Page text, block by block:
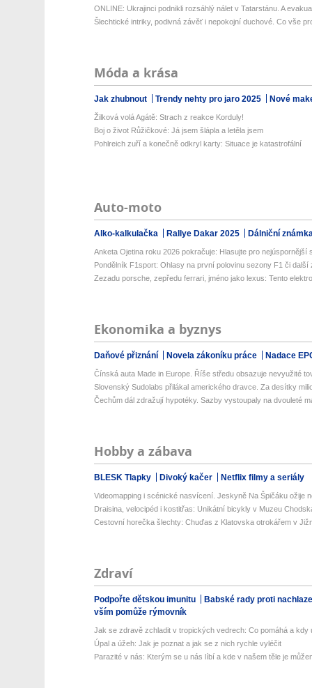
ONLINE: Ukrajinci podnikli rozsáhlý nálet v Tatarstánu. A
Šlechtické intriky, podivná závěť i nepokojní duchové. Co vše
Móda a krása
Jak zhubnout Trendy nehty pro jaro 2025 Nové
Žilková volá Agátě: Strach z reakce Korduly!
Boj o život Růžičkové: Já jsem šlápla a letěla jsem
Pohlreich zuří a konečně odkryl karty: Situace je katastrofální
Auto-moto
Alko-kalkulačka Rallye Dakar 2025 Dálniční
Anketa Ojetina roku 2026 pokračuje: Hlasujte pro nejúspornější
Pondělník F1sport: Ohlasy na první polovinu sezony F1 či další
Zezadu porsche, zepředu ferrari, jméno jako lexus: Tento
Ekonomika a byznys
Daňové přiznání Novela zákoníku práce Nadace
Čínská auta Made in Europe. Říše středu obsazuje nevyužité
Slovenský Sudolabs přilákal amerického dravce. Za desítky
Čechům dál zdražují hypotéky. Sazby vystoupaly na dvouleté
Hobby a zábava
BLESK Tlapky Divoký kačer Netflix filmy a seriály
Videomapping i scénické nasvícení. Jeskyně Na Špičáku ožije
Draisina, velocipéd i kostitřas: Unikátní bicykly v Muzeu
Cestovní horečka šlechty: Chuďas z Klatovska otrokářem v
Zdraví
Podpořte dětskou imunitu
Babské rady proti
vším pomůže rýmovník
Jak se zdravě zchladit v tropických vedrech: Co pomáhá a kdy
Úpal a úžeh: Jak je poznat a jak se z nich rychle vyléčit
Parazité v nás: Kterým se u nás líbí a kde v našem těle je